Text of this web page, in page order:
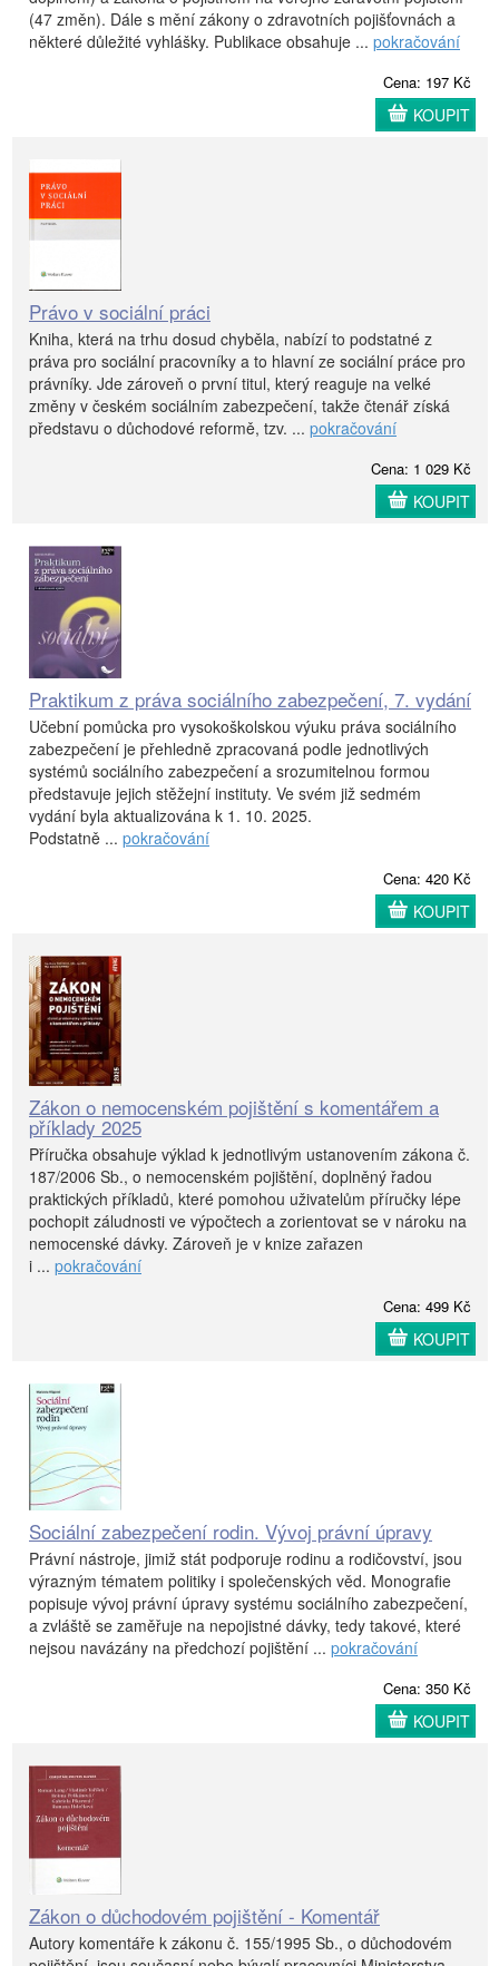
(47 změn). Dále s mění zákony o zdravotních pojišťovnách a
některé důležité vyhlášky. Publikace obsahuje ... pokračování
Cena: 197 Kč
KOUPIT
Právo v sociální práci
Kniha, která na trhu dosud chyběla, nabízí to podstatné z
práva pro sociální pracovníky a to hlavní ze sociální práce pro
právníky. Jde zároveň o první titul, který reaguje na velké
změny v českém sociálním zabezpečení, takže čtenář získá
představu o důchodové reformě, tzv. ... pokračování
Cena: 1 029 Kč
KOUPIT
Praktikum z práva sociálního zabezpečení, 7. vydání
Učební pomůcka pro vysokoškolskou výuku práva sociálního
zabezpečení je přehledně zpracovaná podle jednotlivých
systémů sociálního zabezpečení a srozumitelnou formou
představuje jejich stěžejní instituty. Ve svém již sedmém
vydání byla aktualizována k 1. 10. 2025.
Podstatně ... pokračování
Cena: 420 Kč
KOUPIT
Zákon o nemocenském pojištění s komentářem a
příklady 2025
Příručka obsahuje výklad k jednotlivým ustanovením zákona č.
187/2006 Sb., o nemocenském pojištění, doplněný řadou
praktických příkladů, které pomohou uživatelům příručky lépe
pochopit záludnosti ve výpočtech a zorientovat se v nároku na
nemocenské dávky. Zároveň je v knize zařazen
i ... pokračování
Cena: 499 Kč
KOUPIT
Sociální zabezpečení rodin. Vývoj právní úpravy
Právní nástroje, jimiž stát podporuje rodinu a rodičovství, jsou
výrazným tématem politiky i společenských věd. Monografie
popisuje vývoj právní úpravy systému sociálního zabezpečení,
a zvláště se zaměřuje na nepojistné dávky, tedy takové, které
nejsou navázány na předchozí pojištění ... pokračování
Cena: 350 Kč
KOUPIT
Zákon o důchodovém pojištění - Komentář
Autory komentáře k zákonu č. 155/1995 Sb., o důchodovém